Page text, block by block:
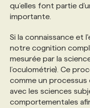
qu’elles font partie
importante.
Si la connaissance et
notre cognition
mesurée par la
l’oculométrie). Ce
comme un
avec les sciences
comportementales